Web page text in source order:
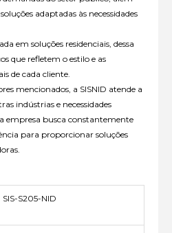
adaptadas às necessidades
em soluções residenciais, dessa
que refletem o estilo e as
de cada cliente.
mencionados, a SISNID atende a
indústrias e necessidades
empresa busca constantemente
para proporcionar soluções
SIS-S205-NID